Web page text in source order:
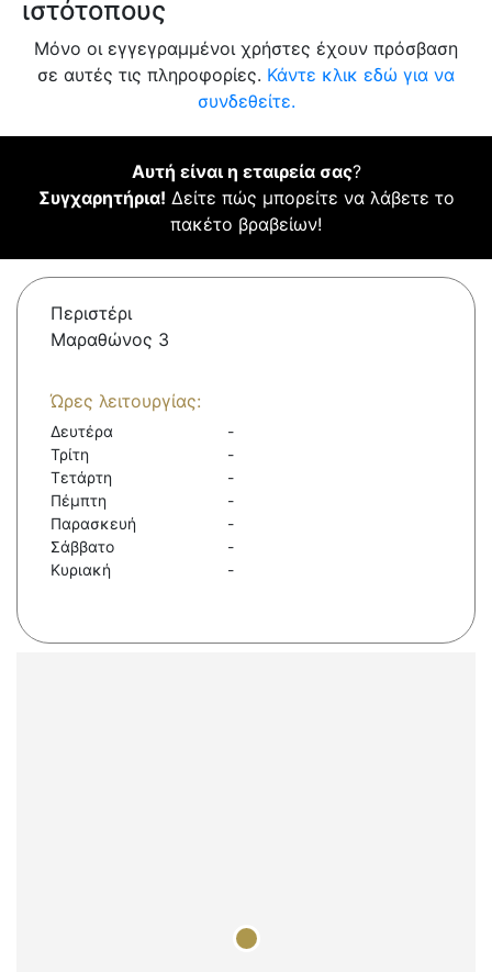
ιστότοπους
Μόνο οι εγγεγραμμένοι χρήστες έχουν πρόσβαση
σε αυτές τις πληροφορίες. Κάντε κλικ εδώ για να
συνδεθείτε.
Αυτή είναι η εταιρεία σας?
Συγχαρητήρια! Δείτε πώς μπορείτε να λάβετε το
πακέτο βραβείων!
Περιστέρι
Μαραθώνος 3
Ώρες λειτουργίας:
Δευτέρα
-
Τρίτη
-
Τετάρτη
-
Πέμπτη
-
Παρασκευή
-
Σάββατο
-
Κυριακή
-